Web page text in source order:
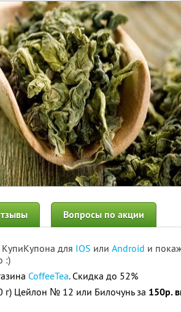
Вопросы по акции
для IOS или Android и
:)
CoffeeTea. Скидка до 52%
г) Цейлон № 12 или Билочунь за 150р.